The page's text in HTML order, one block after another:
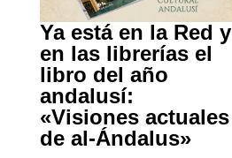
Ya está en la Red y
en las librerías el
libro del año
andalusí:
«Visiones actuales
de al-Ándalus»